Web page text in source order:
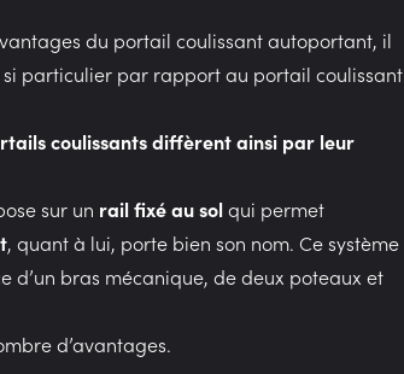
du portail coulissant autoportant, il
particulier par rapport au portail coulissant
coulissants diffèrent ainsi par leur
sur un rail fixé au solqui permet
, quant à lui, porte bien son nom. Ce système
d’un bras mécanique, de deux poteaux et
d’avantages.